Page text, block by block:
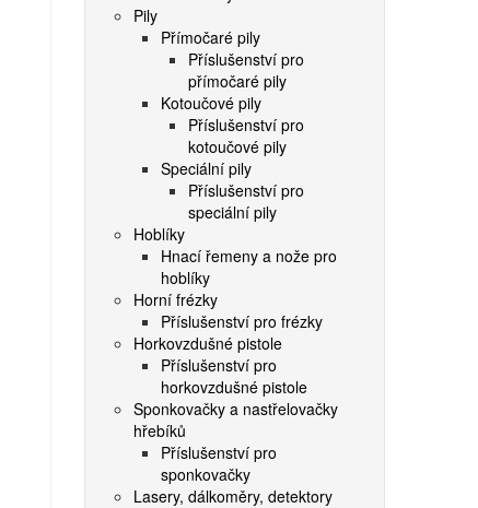
Pily
Přímočaré pily
Příslušenství pro
přímočaré pily
Kotoučové pily
Příslušenství pro
kotoučové pily
Speciální pily
Příslušenství pro
speciální pily
Hoblíky
Hnací řemeny a nože pro
hoblíky
Horní frézky
Příslušenství pro frézky
Horkovzdušné pistole
Příslušenství pro
horkovzdušné pistole
Sponkovačky a nastřelovačky
hřebíků
Příslušenství pro
sponkovačky
Lasery, dálkoměry, detektory